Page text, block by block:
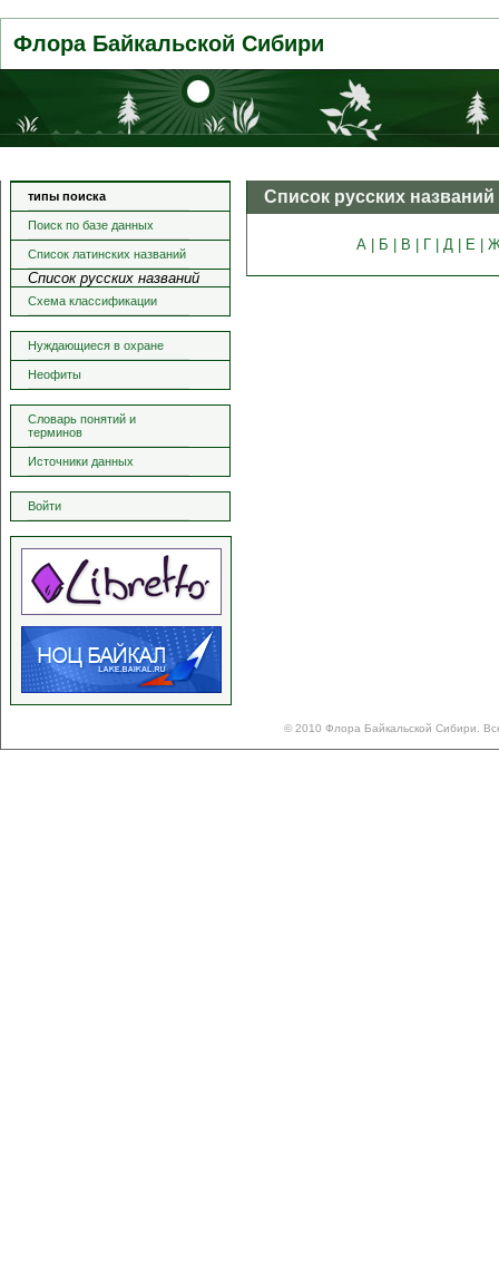
Флора Байкальской Сибири
типы поиска
Поиск по базе данных
Список латинских названий
Список русских названий
Схема классификации
Нуждающиеся в охране
Неофиты
Словарь понятий и
терминов
Источники данных
Войти
Список русских названий
А | Б | В | Г | Д | Е |
© 2010 Флора Байкальской Сибири.